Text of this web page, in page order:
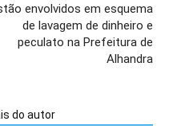
envolvidos em esquema
de lavagem de dinheiro e
peculato na Prefeitura de
Alhandra
do autor